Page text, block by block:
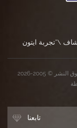
حقوق النشر © 2005-2026 GuangZhou Eton Jewelry Co., Ltd. كل الحقوق
تابعنا